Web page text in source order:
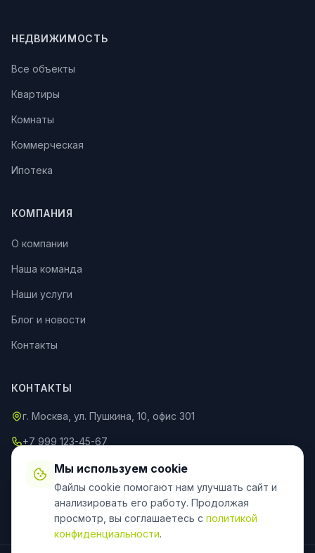
НЕДВИЖИМОСТЬ
Все объекты
Квартиры
Комнаты
Коммерческая
Ипотека
КОМПАНИЯ
О компании
Наша команда
Наши услуги
Блог и новости
Контакты
КОНТАКТЫ
г. Москва, ул. Пушкина, 10, офис 301
+7 999 123-45-67
info@an-partner.ru
Пн–Пт: 9:00–20:00, Сб–Вс: 10:00–18:00
Мы используем cookie
Файлы cookie помогают нам улучшать сайт и
анализировать его работу. Продолжая
просмотр, вы соглашаетесь с политикой
конфиденциальности.